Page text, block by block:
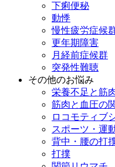
下痢便秘
動悸
慢性疲労症候
更年期障害
月経前症候群
突発性難聴
その他のお悩み
栄養不足と筋
筋肉と血圧の
ロコモティブ
スポーツ・運
背中・腰の打
打撲